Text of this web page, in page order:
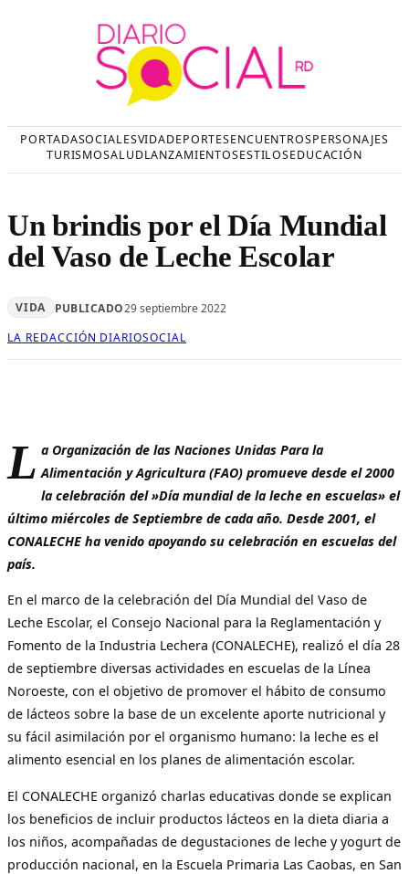
PORTADASOCIALESVIDADEPORTESENCUENTROSPERSONAJES
TURISMOSALUDLANZAMIENTOSESTILOSEDUCACIÓN
Un brindis por el Día Mundial
del Vaso de Leche Escolar
VIDA PUBLICADO29 septiembre 2022
LA REDACCIÓN DIARIOSOCIAL
L a Organización de las Naciones Unidas Para la
Alimentación y Agricultura (FAO) promueve desde el 2000
la celebración del »Día mundial de la leche en escuelas» el
último miércoles de Septiembre de cada año. Desde 2001, el
CONALECHE ha venido apoyando su celebración en escuelas del
país.
En el marco de la celebración del Día Mundial del Vaso de
Leche Escolar, el Consejo Nacional para la Reglamentación y
Fomento de la Industria Lechera (CONALECHE), realizó el día 28
de septiembre diversas actividades en escuelas de la Línea
Noroeste, con el objetivo de promover el hábito de consumo
de lácteos sobre la base de un excelente aporte nutricional y
su fácil asimilación por el organismo humano: la leche es el
alimento esencial en los planes de alimentación escolar.
El CONALECHE organizó charlas educativas donde se explican
los beneficios de incluir productos lácteos en la dieta diaria a
los niños, acompañadas de degustaciones de leche y yogurt de
producción nacional, en la Escuela Primaria Las Caobas, en San